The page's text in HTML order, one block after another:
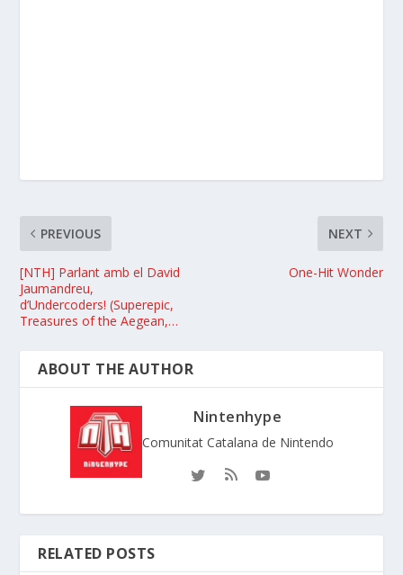
PREVIOUS
[NTH] Parlant amb el David
Jaumandreu,
d’Undercoders! (Superepic,
Treasures of the Aegean,…
NEXT
One-Hit Wonder
ABOUT THE AUTHOR
Nintenhype
Comunitat Catalana de Nintendo
RELATED POSTS